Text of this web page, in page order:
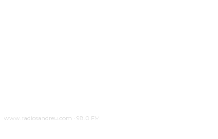
www.radiosandreu.com · 98.0 FM